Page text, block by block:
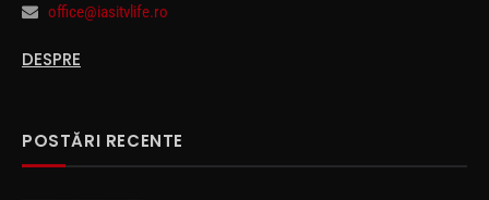
office@iasitvlife.ro
DESPRE
POSTĂRI RECENTE